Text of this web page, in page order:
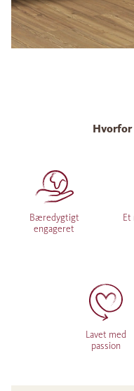
Hvorfor
Bæredygtigt
engageret
Et
Lavet med
passion